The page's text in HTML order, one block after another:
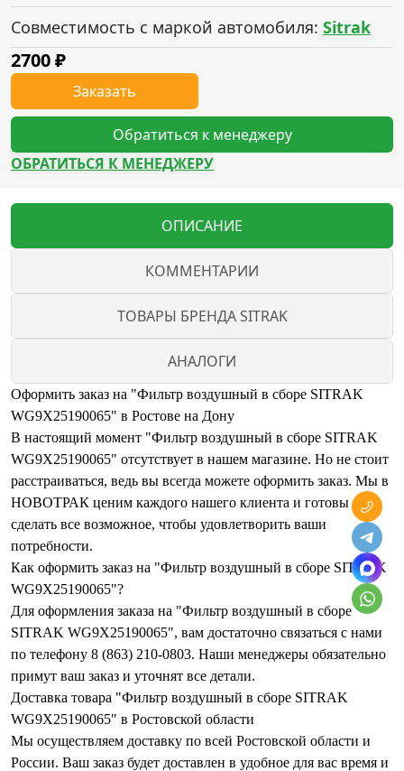
Совместимость с маркой автомобиля: Sitrak
2700₽
Заказать
Обратиться к менеджеру
ОБРАТИТЬСЯ К МЕНЕДЖЕРУ
ОПИСАНИЕ
КОММЕНТАРИИ
ТОВАРЫ БРЕНДА SITRAK
АНАЛОГИ
Оформить заказ на "Фильтр воздушный в сборе SITRAK
WG9X25190065" в Ростове на Дону
В настоящий момент "Фильтр воздушный в сборе SITRAK
WG9X25190065" отсутствует в нашем магазине. Но не стоит
расстраиваться, ведь вы всегда можете оформить заказ. Мы в
НОВОТРАК ценим каждого нашего клиента и готовы
сделать все возможное, чтобы удовлетворить ваши
потребности.
Как оформить заказ на "Фильтр воздушный в сборе SITRAK
WG9X25190065"?
Для оформления заказа на "Фильтр воздушный в сборе
SITRAK WG9X25190065", вам достаточно связаться с нами
по телефону 8 (863) 210-0803. Наши менеджеры обязательно
примут ваш заказ и уточнят все детали.
Доставка товара "Фильтр воздушный в сборе SITRAK
WG9X25190065" в Ростовской области
Мы осуществляем доставку по всей Ростовской области и
России. Ваш заказ будет доставлен в удобное для вас время и